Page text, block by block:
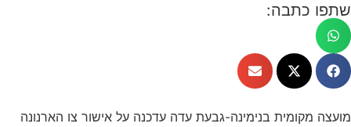
שתפו כתבה:
מועצה מקומית בנימינה-גבעת עדה עדכנה על אישור צו הארנונה